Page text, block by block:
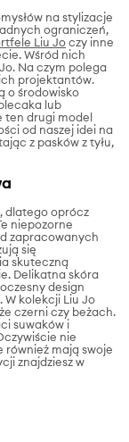
na stylizacje
ograniczeń,
Liu Joczy inne
Wśród nich
Na czym polega
projektantów.
o środowisko
lub
ten drugi model
od naszej idei na
z pasków z tyłu,
dlatego oprócz
niepozorne
zapracowanych
się
skuteczną
Delikatna skóra
design
kolekcji Liu Jo
czerni czy beżach.
suwaków i
nie
również mają swoje
znajdziesz w